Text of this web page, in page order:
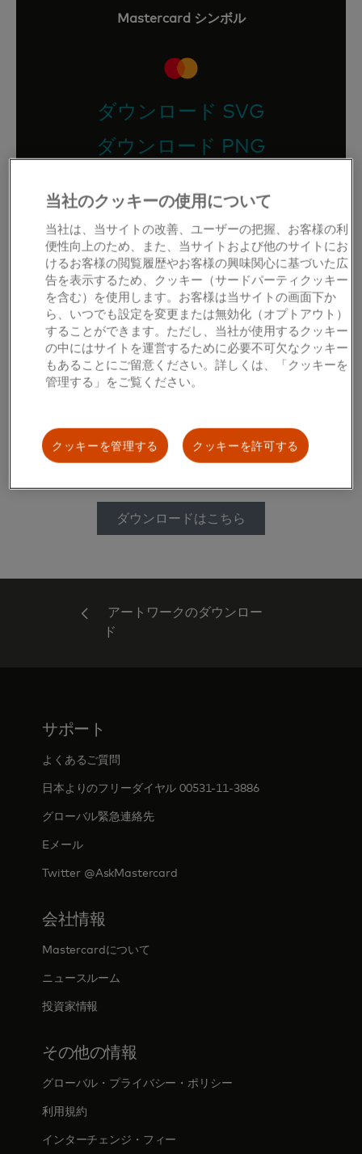
Mastercard シンボル
ダウンロード SVG
ダウンロード PNG
ブランドマークのガイドライ
ンをお探しですか？
ガイドラインを見る
Maestro®とCirrus®をお探しで
MaestroとCirrusのガイドラインおよび画像データ
をダウンロードいただけます。
ダウンロードはこちら
アートワークのダウンロー
ド
サポート
よくあるご質問
日本よりのフリーダイヤル 00531-11-3886
グローバル緊急連絡先
Eメール
Twitter @AskMastercard
会社情報
Mastercardについて
ニュースルーム
投資家情報
その他の情報
グローバル・プライバシー・ポリシー
利用規約
インターチェンジ・フィー
当社のクッキーの使用について
当社は、当サイトの改善、ユーザーの把握、お客様の利
便性向上のため、また、当サイトおよび他のサイトにお
けるお客様の閲覧履歴やお客様の興味関心に基づいた広
告を表示するため、クッキー（サードパーティクッキー
を含む）を使用します。お客様は当サイトの画面下か
ら、いつでも設定を変更または無効化（オプトアウト）
することができます。ただし、当社が使用するクッキー
の中にはサイトを運営するために必要不可欠なクッキー
もあることにご留意ください。詳しくは、「クッキーを
管理する」をご覧ください。
クッキーを許可する
クッキーを管理する